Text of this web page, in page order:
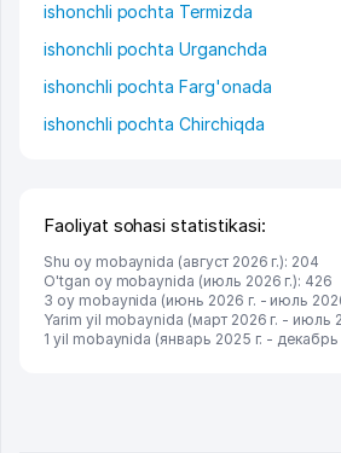
ishonchli pochta Termizda
ishonchli pochta Urganchda
ishonchli pochta Farg'onada
ishonchli pochta Chirchiqda
Faoliyat sohasi statistikasi:
Shu oy mobaynida (август 2026 г.): 204
O'tgan oy mobaynida (июль 2026 г.): 426
3 oy mobaynida (июнь 2026 г. - июль
Yarim yil mobaynida (март 2026 г. - июль
1 yil mobaynida (январь 2025 г. -